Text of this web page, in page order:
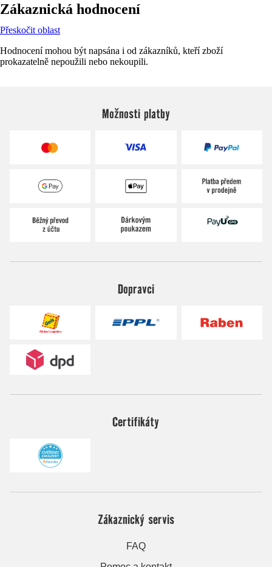
Zákaznická hodnocení
Přeskočit oblast
Hodnocení mohou být napsána i od zákazníků, kteří zboží
prokazatelně nepoužili nebo nekoupili.
Možnosti platby
Dopravci
Certifikáty
Zákaznický servis
FAQ